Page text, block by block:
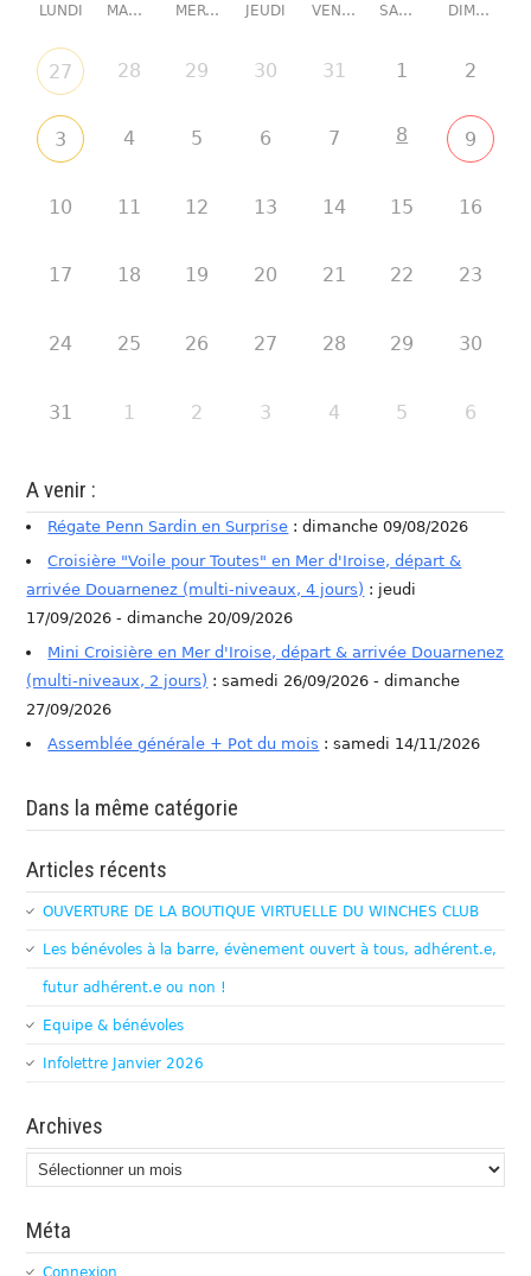
LUNDI MARDI MERCREDI JEUDI VENDREDI SAMEDI DIMANCHE
27 28 29 30 31 1 2
3 4 5 6 7 8 9
10 11 12 13 14 15 16
17 18 19 20 21 22 23
24 25 26 27 28 29 30
31 1 2 3 4 5 6
A venir :
Régate Penn Sardin en Surprise : dimanche 09/08/2026
Croisière "Voile pour Toutes" en Mer d'Iroise, départ &
arrivée Douarnenez (multi-niveaux, 4 jours) : jeudi
17/09/2026 - dimanche 20/09/2026
Mini Croisière en Mer d'Iroise, départ & arrivée Douarnenez
(multi-niveaux, 2 jours) : samedi 26/09/2026 - dimanche
27/09/2026
Assemblée générale + Pot du mois : samedi 14/11/2026
Dans la même catégorie
Articles récents
OUVERTURE DE LA BOUTIQUE VIRTUELLE DU WINCHES CLUB
Les bénévoles à la barre, évènement ouvert à tous, adhérent.e,
futur adhérent.e ou non !
Equipe & bénévoles
Infolettre Janvier 2026
Archives
Archives
Méta